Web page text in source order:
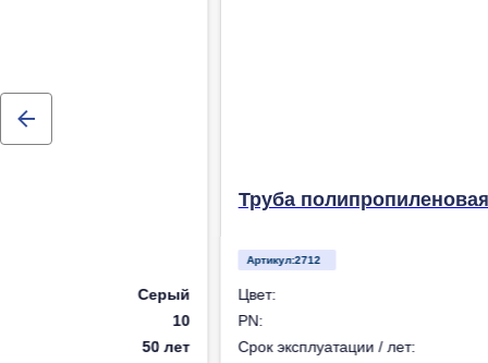
Серый
10
50 лет
Труба
Артикул:2712
Цвет:
PN:
Срок эксплуатации / лет: